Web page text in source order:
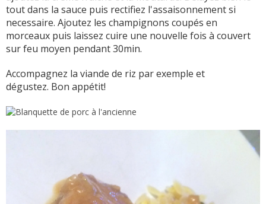
tout dans la sauce puis rectifiez l'assaisonnement si
necessaire. Ajoutez les champignons coupés en
morceaux puis laissez cuire une nouvelle fois à couvert
sur feu moyen pendant 30min.
Accompagnez la viande de riz par exemple et
dégustez. Bon appétit!